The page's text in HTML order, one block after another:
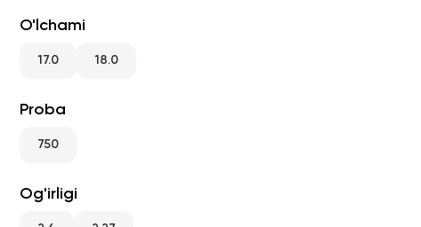
O'lchami
17.0 18.0
Proba
750
Og'irligi